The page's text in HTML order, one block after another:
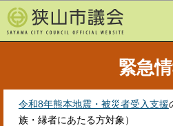
の
ペ
このページの本
緊急
令和8年熊本地震・被災者受入支援
族・縁者にあたる方対象）